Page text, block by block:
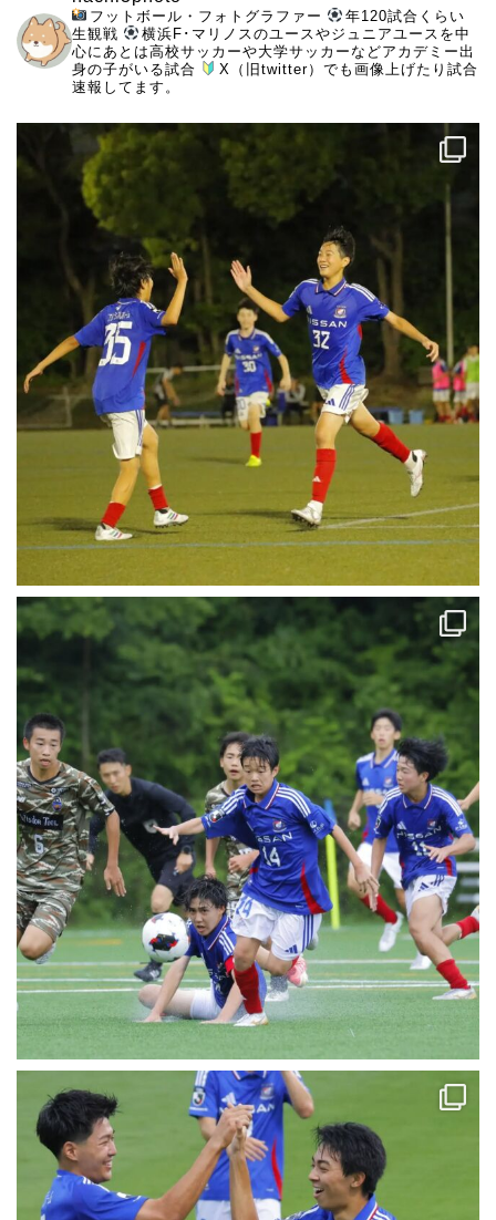
フットボール・フォトグラファー
年120試合くらい
生観戦
横浜F･マリノスのユースやジュニアユースを中
心にあとは高校サッカーや大学サッカーなどアカデミー出
身の子がいる試合
X（旧twitter）でも画像上げたり試合
速報してます。